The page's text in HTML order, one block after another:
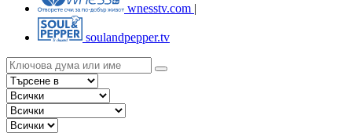
wnesstv.com |
soulandpepper.tv